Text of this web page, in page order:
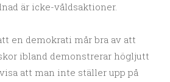
är icke-våldsaktioner.
en demokrati mår bra av att
ibland demonstrerar högljutt
att man inte ställer upp på